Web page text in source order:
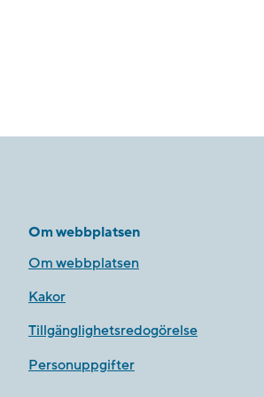
Om webbplatsen
Om webbplatsen
Kakor
Tillgänglighetsredogörelse
Personuppgifter